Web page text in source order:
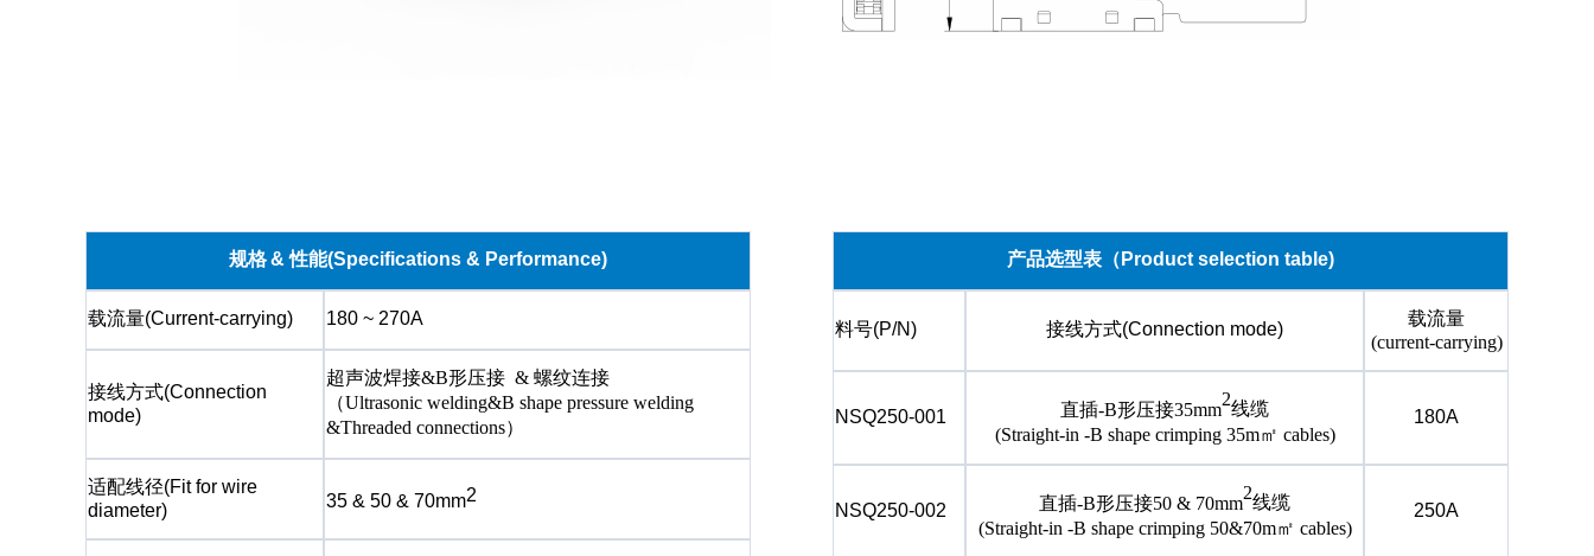
规格& 性能(Specifications & Performance)
载流量(Current-carrying) 180 ~ 270A
接线方式(Connection
mode)
超声波焊接&B形压接 & 螺纹连接
（Ultrasonic welding&B shape pressure welding
&Threaded connections）
适配线径(Fit for wire
diameter)
35 & 50 & 70mm2
产品选型表（ Product selection table)
料号(P/N) 接线方式(Connection mode)
载流量
(current-carrying)
NSQ250-001 直插-B形压接35mm
2
线缆
(Straight-in -B shape crimping 35m㎡ cables)
180A
NSQ250-002 直插-B形压接50 & 70mm
2
线缆
(Straight-in -B shape crimping 50&70m㎡ cables)
250A